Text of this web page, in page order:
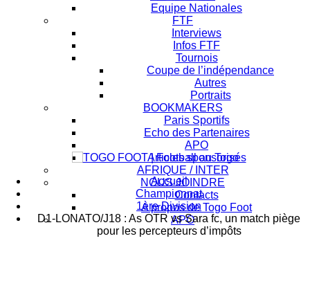
Equipe Nationales
FTF
Interviews
Infos FTF
Tournois
Coupe de l’indépendance
Autres
Portraits
BOOKMAKERS
Paris Sportifs
Echo des Partenaires
APO
Articles sponsorisés
AFRIQUE / INTER
NOUS JOINDRE
Contacts
A propos de Togo Foot
APO
Accueil
Championnat
1ère Division
D1-LONATO/J18 : As OTR vs Sara fc, un match piège
pour les percepteurs d’impôts